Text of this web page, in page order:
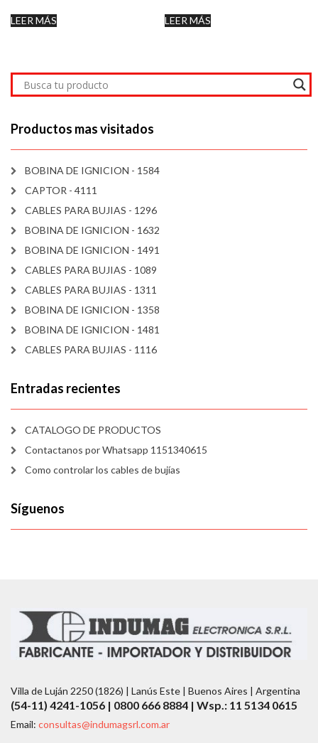
LEER MÁS LEER MÁS
Productos mas visitados
BOBINA DE IGNICION - 1584
CAPTOR - 4111
CABLES PARA BUJIAS - 1296
BOBINA DE IGNICION - 1632
BOBINA DE IGNICION - 1491
CABLES PARA BUJIAS - 1089
CABLES PARA BUJIAS - 1311
BOBINA DE IGNICION - 1358
BOBINA DE IGNICION - 1481
CABLES PARA BUJIAS - 1116
Entradas recientes
CATALOGO DE PRODUCTOS
Contactanos por Whatsapp 1151340615
Como controlar los cables de bujías
Síguenos
Villa de Luján 2250 (1826) | Lanús Este | Buenos Aires | Argentina
(54-11) 4241-1056 | 0800 666 8884 | Wsp.: 11 5134 0615
Email: consultas@indumagsrl.com.ar